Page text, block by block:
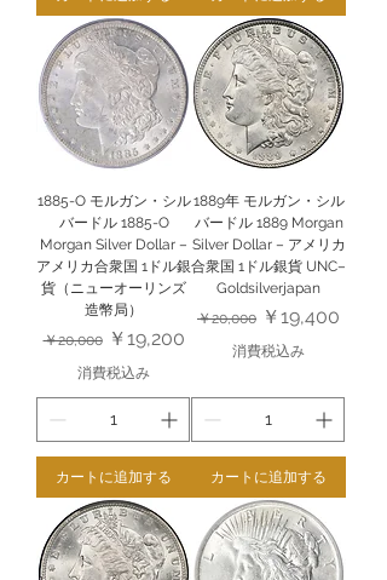
1885-O モルガン・シル
バードル 1885-O
Morgan Silver Dollar –
アメリカ合衆国 1ドル銀
貨（ニューオーリンズ
造幣局）
通常価格
￥20,000 セール価格
￥19,200
消費税込み
カートに追加する
1889年 モルガン・シル
バードル 1889 Morgan
Silver Dollar – アメリカ
合衆国 1ドル銀貨 UNC–
Goldsilverjapan
通常価格
￥20,000 セール価格
￥19,400
消費税込み
カートに追加する